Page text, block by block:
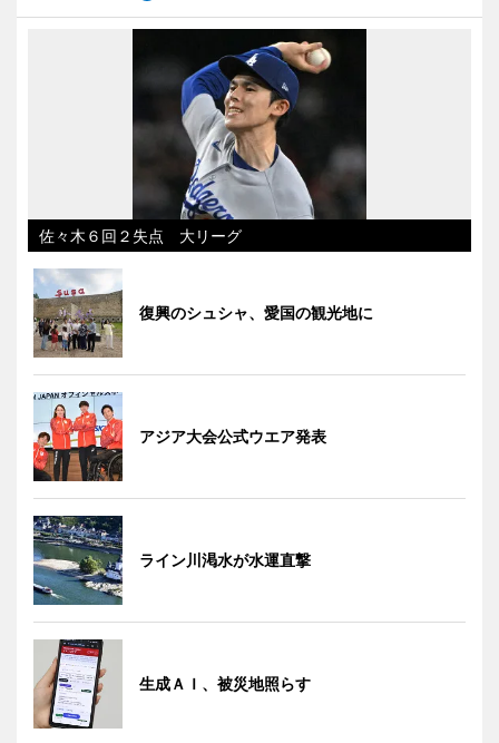
佐々木６回２失点 大リーグ
復興のシュシャ、愛国の観光地に
アジア大会公式ウエア発表
ライン川渇水が水運直撃
生成ＡＩ、被災地照らす